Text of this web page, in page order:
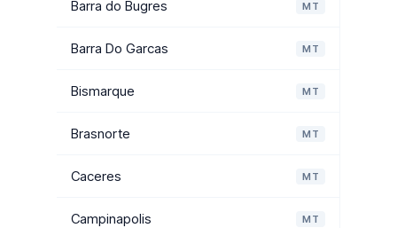
Barra do Bugres MT
Barra Do Garcas MT
Bismarque MT
Brasnorte MT
Caceres MT
Campinapolis MT